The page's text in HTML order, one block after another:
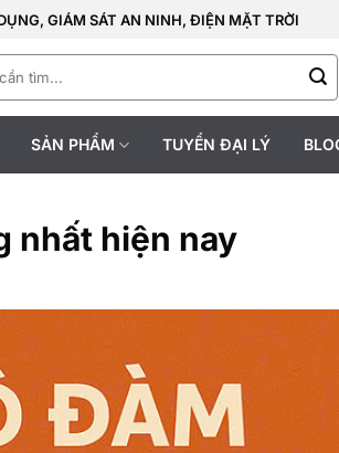
GIÁM SÁT AN NINH, ĐIỆN MẶT TRỜI
SẢN PHẨM TUYỂN ĐẠI LÝ
nhất hiện nay